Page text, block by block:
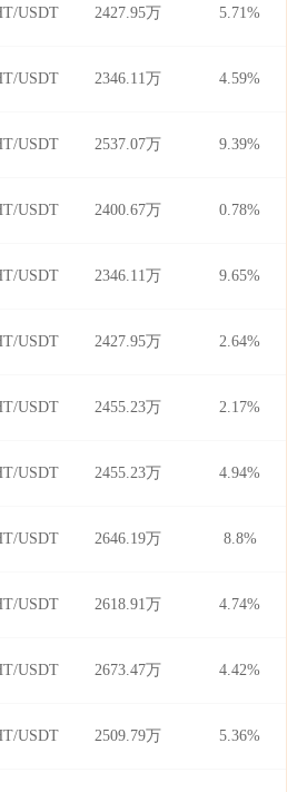
USDT 2427.95万 5.71%
USDT 2346.11万 4.59%
USDT 2537.07万 9.39%
USDT 2400.67万 0.78%
USDT 2346.11万 9.65%
USDT 2427.95万 2.64%
USDT 2455.23万 2.17%
USDT 2455.23万 4.94%
USDT 2646.19万 8.8%
USDT 2618.91万 4.74%
USDT 2673.47万 4.42%
USDT 2509.79万 5.36%